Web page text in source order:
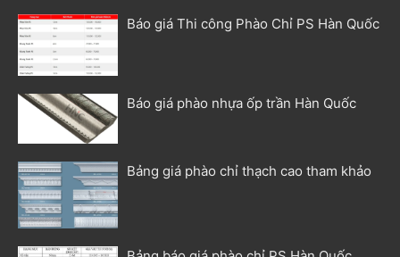
Báo giá Thi công Phào Chỉ PS Hàn Quốc
Báo giá phào nhựa ốp trần Hàn Quốc
Bảng giá phào chỉ thạch cao tham khảo